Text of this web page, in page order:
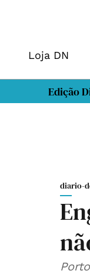
Loja DN
Edição
diario-